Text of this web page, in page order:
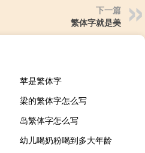
下一篇
繁体字就是美
苹是繁体字
梁的繁体字怎么写
岛繁体字怎么写
幼儿喝奶粉喝到多大年龄